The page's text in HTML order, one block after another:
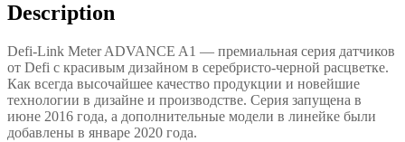
Description
Defi-Link Meter ADVANCE A1 — премиальная серия датчиков
от Defi с красивым дизайном в серебристо-черной расцветке.
Как всегда высочайшее качество продукции и новейшие
технологии в дизайне и производстве. Серия запущена в
июне 2016 года, а дополнительные модели в линейке были
добавлены в январе 2020 года.